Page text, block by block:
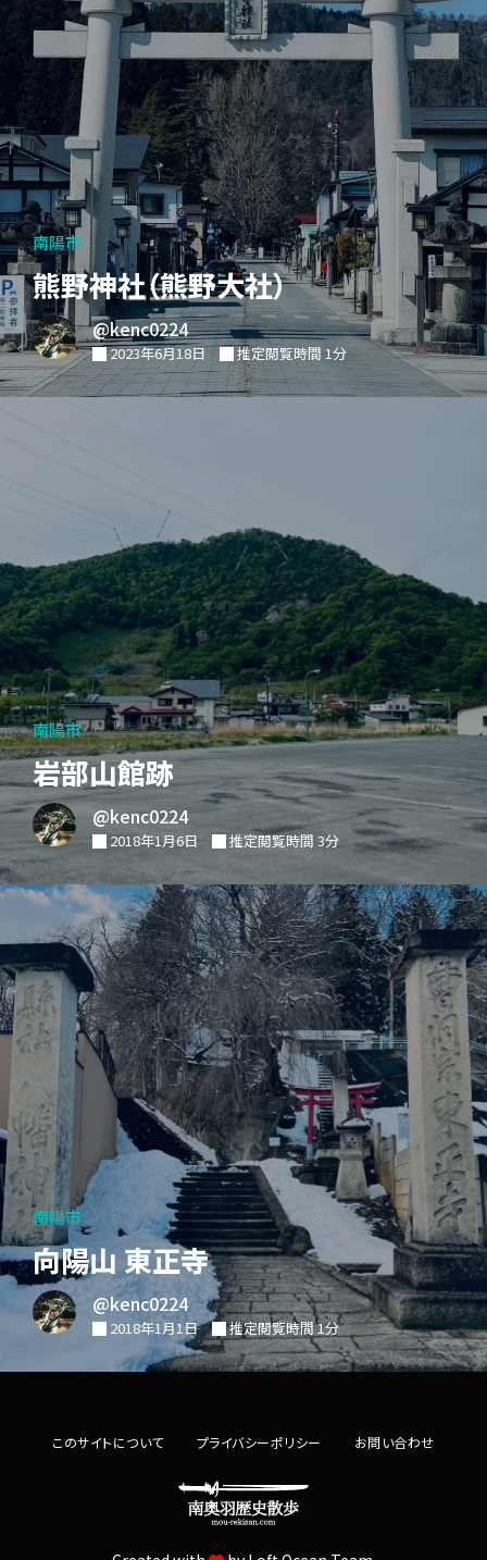
南陽市
熊野神社（熊野大社）
@kenc0224
2023年6月18日 推定閲覧時間 1分
南陽市
岩部山館跡
@kenc0224
2018年1月6日 推定閲覧時間 3分
南陽市
向陽山 東正寺
@kenc0224
2018年1月1日 推定閲覧時間 1分
このサイトについて プライバシーポリシー お問い合わせ